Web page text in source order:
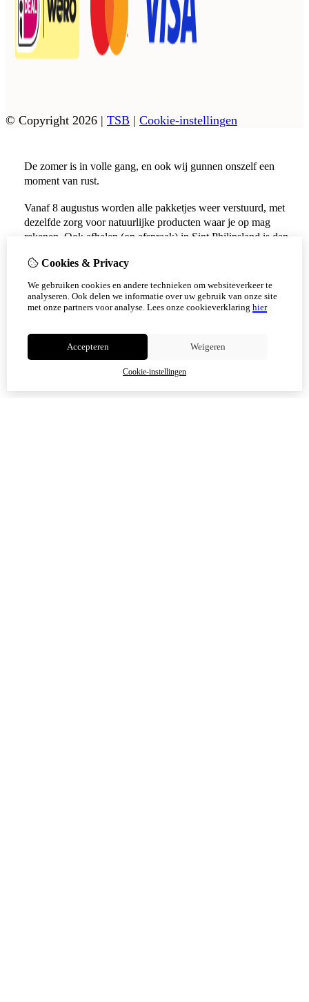
© Copyright 2026 | TSB | Cookie-instellingen
Cookies & Privacy
We gebruiken cookies en andere technieken om websiteverkeer te
analyseren. Ook delen we informatie over uw gebruik van onze site
met onze partners voor analyse. Lees onze cookieverklaring hier
Accepteren Weigeren
Cookie-instellingen
De zomer is in volle gang, en ook wij gunnen onszelf een
moment van rust.
Vanaf 8 augustus worden alle pakketjes weer verstuurd, met
dezelfde zorg voor natuurlijke producten waar je op mag
rekenen. Ook afhalen (op afspraak) in Sint Philipsland is dan
Vanaf 17 augustus zijn alle afhaalpunten (Tholen en
Scherpenisse) weer geopend.